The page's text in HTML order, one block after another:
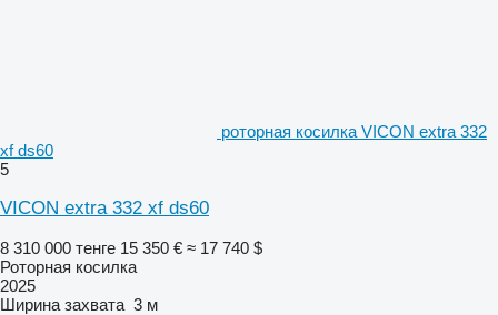
роторная косилка VICON extra 332
xf ds60
5
VICON extra 332 xf ds60
8 310 000 тенге 15 350 € ≈ 17 740 $
Роторная косилка
2025
Ширина захвата 3 м